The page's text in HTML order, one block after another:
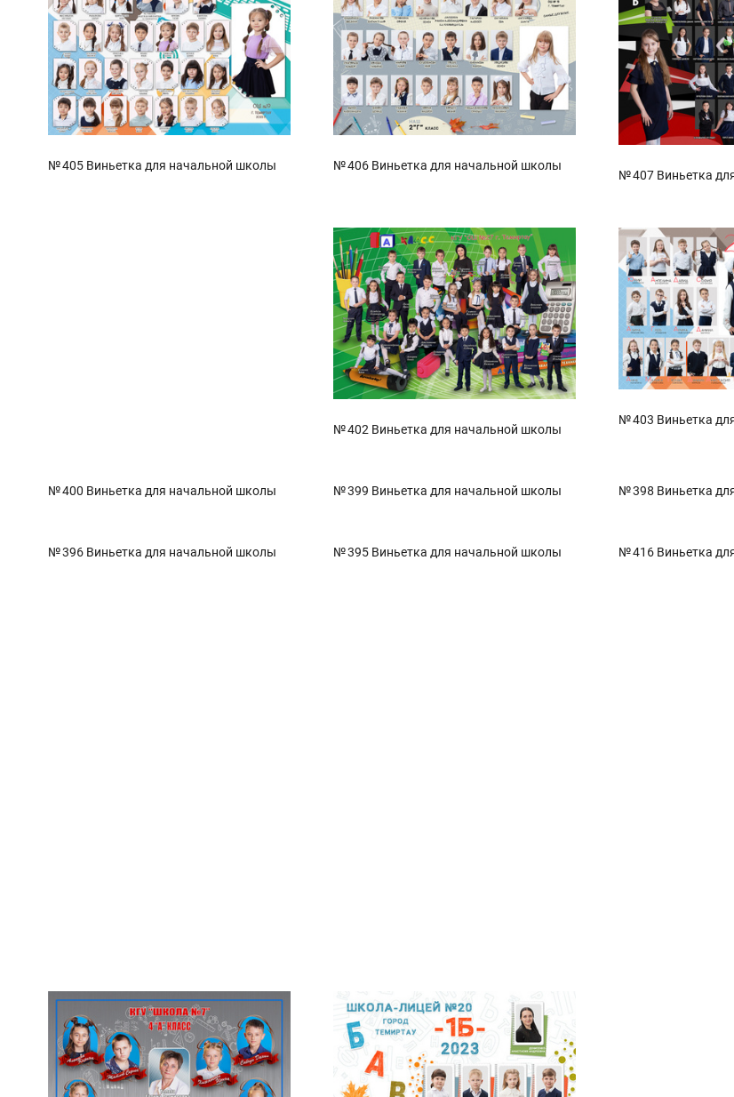
№ 405 Виньетка для начальной школы № 406 Виньетка для начальной школы
№ 407 Виньетка
№ 402 Виньетка для начальной школы
№ 403 Виньетка
№ 400 Виньетка для начальной школы № 399 Виньетка для начальной школы № 398 Виньетка
№ 396 Виньетка для начальной школы № 395 Виньетка для начальной школы № 416 Виньетка